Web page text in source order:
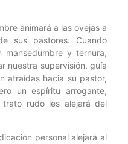
animará a las ovejas a
sus pastores. Cuando
mansedumbre y ternura,
nuestra supervisión, guía
atraídas hacia su pastor,
un espíritu arrogante,
trato rudo les alejará del
personal alejará al